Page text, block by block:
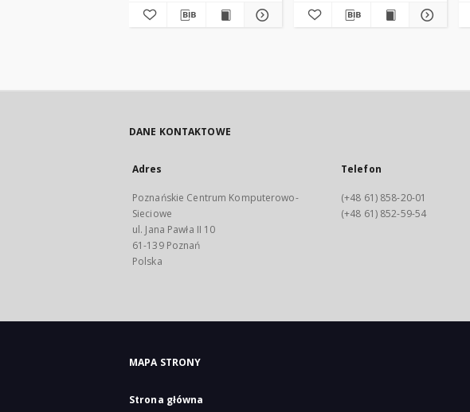
DANE KONTAKTOWE
Adres
Poznańskie Centrum Komputerowo-
Sieciowe
ul. Jana Pawła II 10
61-139 Poznań
Polska
Telefon
(+48 61) 858-20-01
(+48 61) 852-59-54
MAPA STRONY
Strona główna